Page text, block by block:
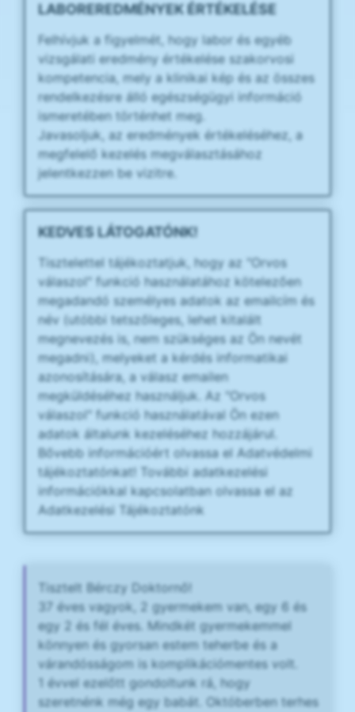
LABOREREDMÉNYEK ÉRTÉKELÉSE
Felhívjuk a figyelmét, hogy labor és egyéb
vizsgálati eredmény értékelése szakorvosi
kompetencia, mely a klinikai kép és az összes
rendelkezésre álló egészségügyi információ
ismeretében történhet meg.
Javasoljuk, az eredmények értékeléséhez, a
megfelelő kezelés megválasztásához
jelentkezzen be vizitre.
KEDVES LÁTOGATÓNK!
Tisztelettel tájékoztatjuk, hogy az "Orvos
válaszol" funkció használatához kötelezően
megadandó személyes adatok az emailcím és
név (utóbbi tetszőleges, lehet kitalált
megnevezés is, nem szükséges az Ön nevét
megadni), melyeket a kérdés informatikai
azonosítására, a válasz emailen
megküldéséhez használjuk. Az "Orvos
válaszol" funkció használatával Ön ezen
adatok általunk kezeléséhez hozzájárul.
Bővebb információért olvassa el Adatvédelmi
tájékoztatónkat! További adatkezelési
információkkal kapcsolatban olvassa el az
Adatkezelési Tájékoztatónk
Tisztelt Bérczy Doktornő!
37 éves vagyok, 2 gyermekem van, egy 6 és
egy 2 és fél éves. Mindkét gyermekemmel
könnyen és gyorsan estem teherbe és a
várandósságom is komplikációmentes volt.
1 évvel ezelőtt gondoltunk rá, hogy
szeretnénk még egy babát. Októberben terhes